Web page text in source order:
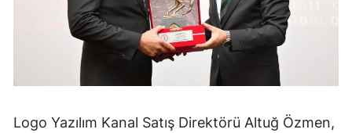
Logo Yazılım Kanal Satış Direktörü Altuğ Özmen,